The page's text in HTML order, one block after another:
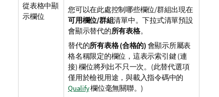
從表格中顯
示欄位
您可以在此處控制哪些欄位/群組出現在
可用欄位/群組清單中。下拉式清單預設
會顯示替代的所有表格。
替代的所有表格 (合格的) 會顯示所屬表
格名稱限定的欄位，這表示索引鍵 (連
接) 欄位將列出不只一次。(此替代選項
僅用於檢視用途，與載入指令碼中的
Qualify欄位毫無關聯。)